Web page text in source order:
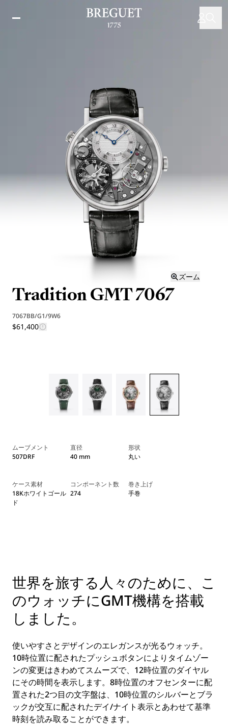
ズーム
Tradition GMT 7067
7067BB/G1/9W6
$61,400
ムーブメント
507DRF
直径
40 mm
形状
丸い
ケース素材
18Kホワイトゴール
ド
コンポーネント数
274
巻き上げ
手巻
世界を旅する人々のために、こ
のウォッチにGMT機構を搭載
しました。
使いやすさとデザインのエレガンスが光るウォッチ。
10時位置に配されたプッシュボタンによりタイムゾー
ンの変更はきわめてスムーズで、12時位置のダイヤル
にその時間を表示します。8時位置のオフセンターに配
置された2つ目の文字盤は、10時位置のシルバーとブラ
ックが交互に配されたデイ/ナイト表示とあわせて基準
時刻を読み取ることができます。